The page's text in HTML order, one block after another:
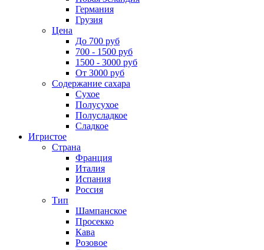
Германия
Грузия
Цена
До 700 руб
700 - 1500 руб
1500 - 3000 руб
От 3000 руб
Содержание сахара
Сухое
Полусухое
Полусладкое
Сладкое
Игристое
Страна
Франция
Италия
Испания
Россия
Тип
Шампанское
Просекко
Кава
Розовое